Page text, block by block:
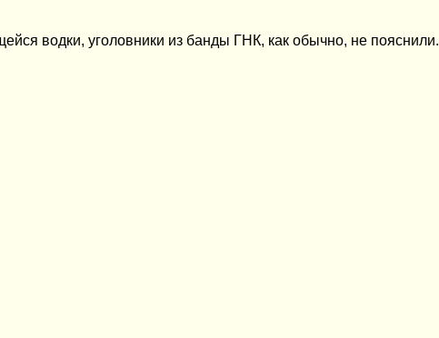
водки, уголовники из банды ГНК, как обычно, не пояснили.